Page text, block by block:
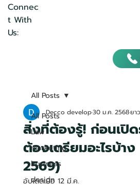
Connec
t With
Us:
All Posts
Law
marketing
business
design
All Posts
สิ่งที่ต้องรู้! ก่อนเปิด
ต้องเตรียมอะไรบ้า
2569)
Decco develop30 ม.ค. 2568ยา
อัปเดตเมื่อ 12 มี.ค.